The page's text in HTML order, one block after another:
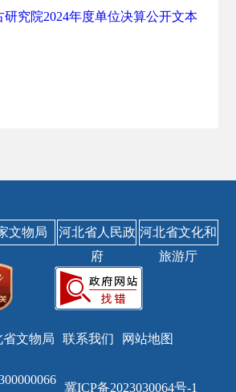
究院2024年度单位决算公开文本
文物局
河北省人民政
府
河北省文化和
旅游厅
文物局 联系我们 网站地图
冀ICP备2023030064号-1